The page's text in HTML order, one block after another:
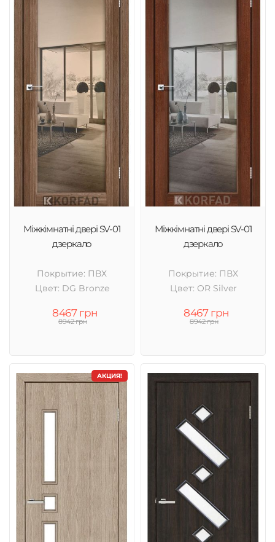
Міжкімнатні двері SV-01
дзеркало
Покрытие: ПВХ
Цвет: DG Bronze
8467 грн
8942 грн
Міжкімнатні двері SV-01
дзеркало
Покрытие: ПВХ
Цвет: OR Silver
8467 грн
8942 грн
АКЦИЯ!